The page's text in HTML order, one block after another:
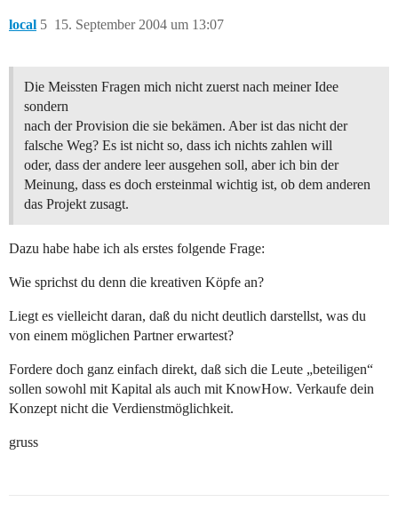
local 15. September 2004 um 13:07
5
Die Meissten Fragen mich nicht zuerst nach meiner Idee
sondern
nach der Provision die sie bekämen. Aber ist das nicht der
falsche Weg? Es ist nicht so, dass ich nichts zahlen will
oder, dass der andere leer ausgehen soll, aber ich bin der
Meinung, dass es doch ersteinmal wichtig ist, ob dem anderen
das Projekt zusagt.
Dazu habe habe ich als erstes folgende Frage:
Wie sprichst du denn die kreativen Köpfe an?
Liegt es vielleicht daran, daß du nicht deutlich darstellst, was du
von einem möglichen Partner erwartest?
Fordere doch ganz einfach direkt, daß sich die Leute „beteiligen“
sollen sowohl mit Kapital als auch mit KnowHow. Verkaufe dein
Konzept nicht die Verdienstmöglichkeit.
gruss